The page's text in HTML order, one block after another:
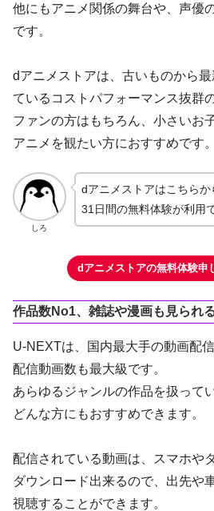
他にもアニメ関係の舞台や、声優
です。
dアニメストアは、古いものから
ているコストパフォーマンス抜群
ファンの方はもちろん、小さいお
アニメを観たい方におすすめです。
しろ
dアニメストアはこちらか
31日間の無料体験が利用
dアニメストアの無料体験申
作品数No1、雑誌や漫画も見ら
U-NEXTは、国内最大手の動画配
配信動画数も最大級です。
あらゆるジャンルの作品を扱って
どんな方にもおすすめできます。
配信されている動画は、スマホや
ダウンロード出来るので、出先や
視聴することができます。